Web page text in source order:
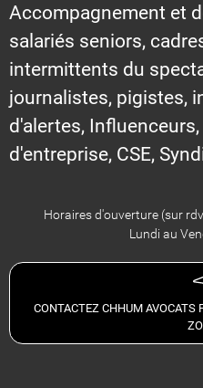
Accompagnement et
salariés seniors,
intermittents du
journalistes, pigistes,
d'alertes,
d'entreprise, CSE,
Horaires d'ouverture (sur
Lundi au
CONTACTEZ CHHUM AVOCATS